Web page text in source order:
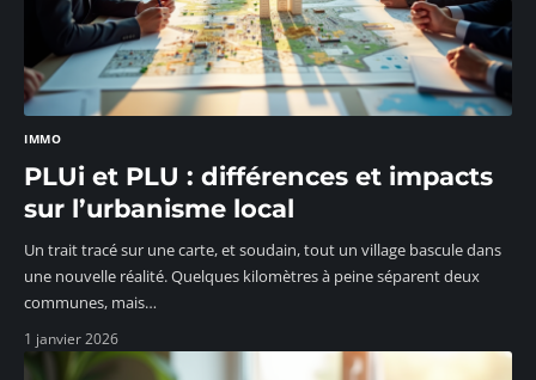
IMMO
PLUi et PLU : différences et impacts
sur l’urbanisme local
Un trait tracé sur une carte, et soudain, tout un village bascule dans
une nouvelle réalité. Quelques kilomètres à peine séparent deux
communes, mais…
1 janvier 2026